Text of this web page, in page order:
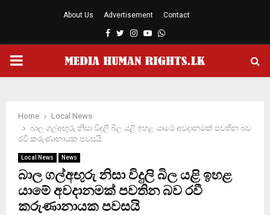
About Us Advertisement Contact
Facebook
TwitterInstagram
YoutubeWhatsapp
PRIMARY
Home
Local News
බාල ගල්අඟුරු නිසා විදුලි බිල යළි ඉහළ යාමේ අවදානමක් පවතින බව
රවී කරුණානායක පවසයි
Local News News
බාල ගල්අඟුරු නිසා විදුලි බිල යළි ඉහළ
යාමේ අවදානමක් පවතින බව රවී
කරුණානායක පවසයි